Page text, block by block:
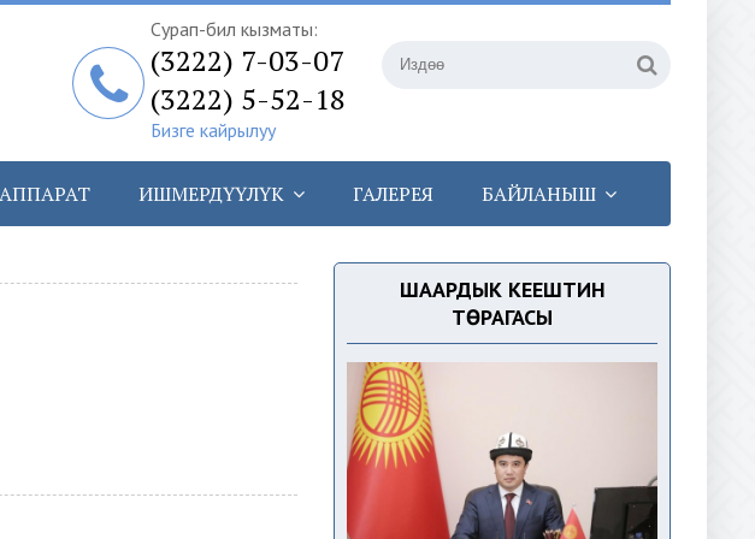
Сурап-билүү кызматы:
(3222) 7-03-07
(3222) 5-52-18
Бизге кайрылуу
АППАРАТ ИШМЕРДҮҮЛҮК ГАЛЕРЕЯ БАЙЛАНЫШ
ШААРДЫК КЕҢЕШТИН
ТӨРАГАСЫ